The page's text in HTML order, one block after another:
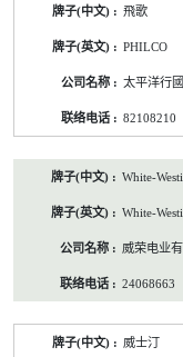
飛歌
PHILCO
太平洋行
82108210
White-
White-
威荣电业
24068663
威士汀